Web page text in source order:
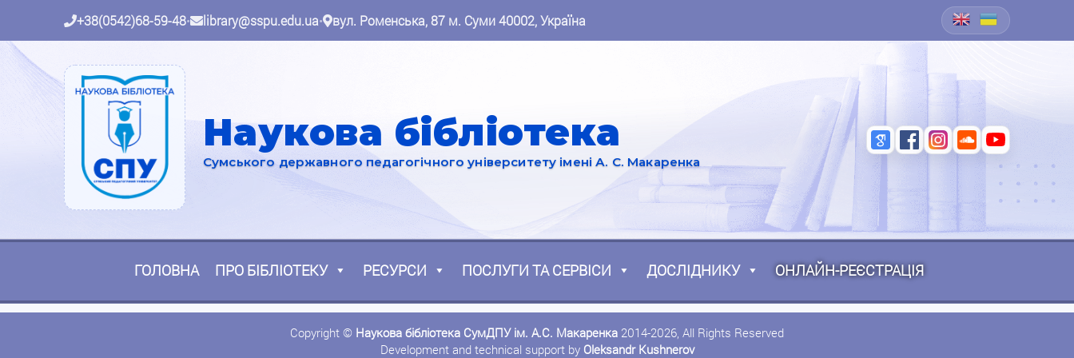
+38(0542)68-59-48• library@sspu.edu.ua• вул. Роменська, 87 м. Суми 40002, Україна
Наукова бібліотека
Сумського державного педагогічного університету імені А. С. Макаренка
ГОЛОВНА ПРО БІБЛІОТЕКУ РЕСУРСИ ПОСЛУГИ ТА СЕРВІСИ ДОСЛІДНИКУ ОНЛАЙН-РЕЄСТРАЦІЯ
Copyright © Наукова бібліотека СумДПУ ім. А.С. Макаренка 2014-2026, All Rights Reserved
Development and technical support by Oleksandr Kushnerov